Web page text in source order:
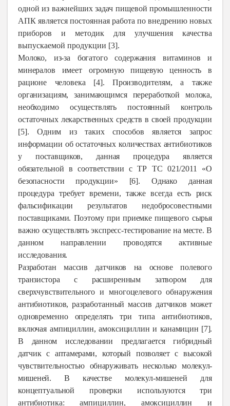
одной из важнейших задач пищевой промышленности
АПК является постоянная работа по внедрению новых
приборов и методик для улучшения качества
выпускаемой продукции [3].
Молоко, из-за богатого содержания витаминов и
минералов имеет огромную пищевую ценность в
рационе человека [4]. Производителям, а также
организациям, занимающимся переработкой молока,
необходимо осуществлять постоянный контроль
остаточных лекарственных средств в своей продукции
[5]. Одним из таких способов является запрос
информации об остаточных количествах антибиотиков
у поставщиков, данная процедура является
обязательной в соответствии с ТР ТС 021/2011 «О
безопасности продукции» [6]. Однако данная
процедура требует времени, также всегда есть риск
фальсификации результатов недобросовестными
поставщиками. Поэтому при приемке пищевого сырья
важно осуществлять экспресс-тестирование на месте. В
данном направлении проводятся активные
исследования.
Разработан массив датчиков на основе полевого
транзистора с расширенным затвором для
сверхчувствительного и многоцелевого обнаружения
антибиотиков, разработанный массив датчиков может
одновременно определять три типа антибиотиков,
включая ампициллин, амоксициллин и канамицин [7].
В данном исследовании предлагается гибридный
датчик с аптамерами, который позволяет с высокой
чувствительностью обнаруживать несколько молекул-
мишеней. В качестве молекул-мишеней для
концептуальной проверки используются три
антибиотика: ампициллин, амоксициллин и